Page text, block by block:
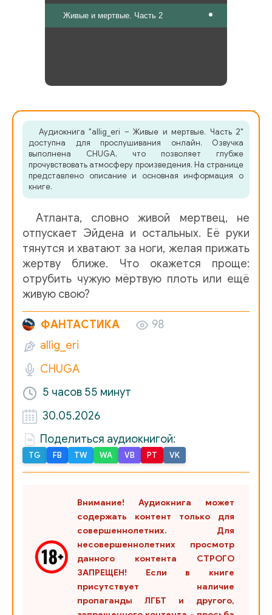
Живые и мертвые. Часть 2
Аудиокнига "allig_eri – Живые и мертвые. Часть 2"
доступна для прослушивания онлайн. Озвучка
выполнена CHUGA, что позволяет глубже
прочувствовать атмосферу произведения. На странице
представлено описание и основная информация о
книге.
Атланта, словно живой мертвец, не
отпускает Эйдена и остальных. Её руки
тянутся и хватают за ноги, желая прижать
жертву ближе. Что окажется проще:
отрубить чужую мёртвую плоть или ещё
живую свою?
ФАНТАСТИКА
98
allig_eri
CHUGA
5 часов 55 минут
30.05.2026
Поделиться аудиокнигой:
TG FB TW WA VB PT VK
Внимание! Аудиокнига может
содержать контент только для
совершеннолетних. Для
несовершеннолетних просмотр
данного контента СТРОГО
ЗАПРЕЩЕН! Если в книге
присутствует наличие
пропаганды ЛГБТ и другого,